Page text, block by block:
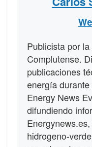
Publicista por
Complutense.
publicaciones
energía
Energy News
difundiendo
hidrogeno-